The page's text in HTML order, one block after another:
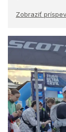
Zobraziť